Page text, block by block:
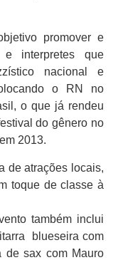
promover e
interpretes que
nacional e
o RN no
o que já rendeu
do gênero no
2013.
de atrações locais,
toque de classe à
também inclui
blueseira com
de sax com Mauro